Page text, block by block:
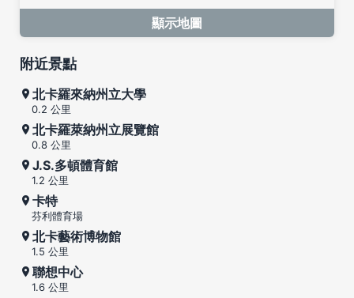
顯示地圖
附近景點
北卡羅來納州立大學
0.2 公里
北卡羅萊納州立展覽館
0.8 公里
J.S.多頓體育館
1.2 公里
卡特
芬利體育場
北卡藝術博物館
1.5 公里
聯想中心
1.6 公里